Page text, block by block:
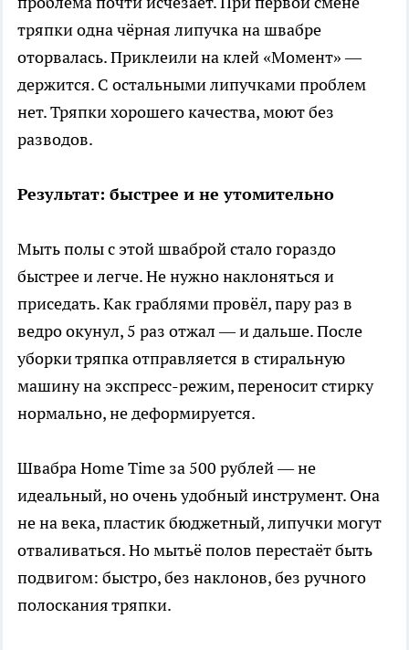
тряпки одна чёрная липучка на швабре
оторвалась. Приклеили на клей «Момент» —
держится. С остальными липучками проблем
нет. Тряпки хорошего качества, моют без
разводов.
Результат: быстрее и не утомительно
Мыть полы с этой шваброй стало гораздо
быстрее и легче. Не нужно наклоняться и
приседать. Как граблями провёл, пару раз в
ведро окунул, 5 раз отжал — и дальше. После
уборки тряпка отправляется в стиральную
машину на экспресс-режим, переносит стирку
нормально, не деформируется.
Швабра Home Time за 500 рублей — не
идеальный, но очень удобный инструмент. Она
не на века, пластик бюджетный, липучки могут
отваливаться. Но мытьё полов перестаёт быть
подвигом: быстро, без наклонов, без ручного
полоскания тряпки.